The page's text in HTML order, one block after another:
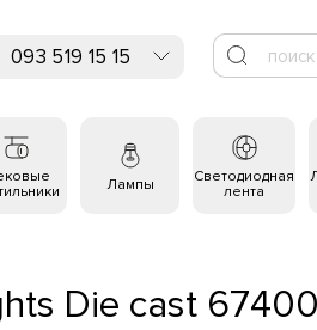
093 519 15 15
Лампы
Светодиодная
лента
Die cast